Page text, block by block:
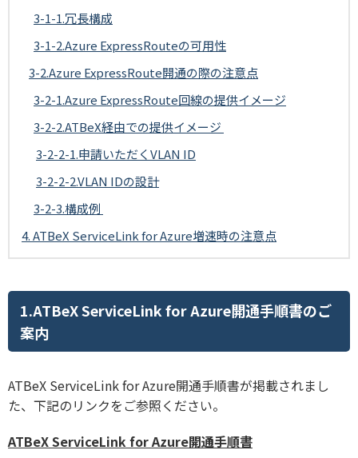
3-1-1.冗長構成
3-1-2.Azure ExpressRouteの可用性
3-2.Azure ExpressRoute開通の際の注意点
3-2-1.Azure ExpressRoute回線の提供イメージ
3-2-2.ATBeX経由での提供イメージ
3-2-2-1.申請いただくVLAN ID
3-2-2-2.VLAN IDの設計
3-2-3.構成例
4. ATBeX ServiceLink for Azure増速時の注意点
1.ATBeX ServiceLink for Azure開通手順書のご
案内
ATBeX ServiceLink for Azure開通手順書が掲載されまし
た、下記のリンクをご参照ください。
ATBeX ServiceLink for Azure開通手順書